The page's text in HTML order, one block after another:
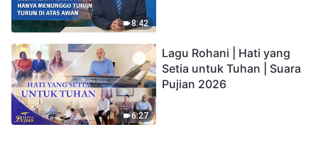
8:42
6:27
Lagu Rohani | Hati yang
Setia untuk Tuhan | Suara
Pujian 2026